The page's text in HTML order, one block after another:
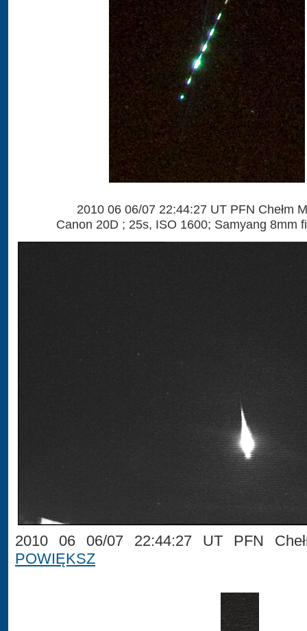
2010 06 06/07 22:44:27 UT PFN Chełm
Canon 20D ; 25s, ISO 1600; Samyang 8mm
2010 06 06/07 22:44:27 UT PFN
POWIĘKSZ